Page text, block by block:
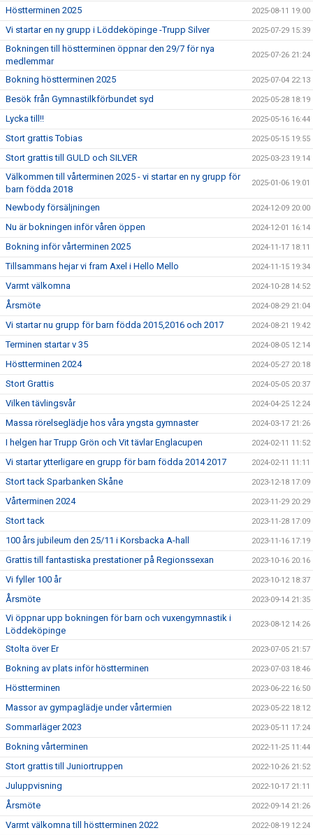
Höstterminen 2025 2025-08-11 19:00
Vi startar en ny grupp i Löddeköpinge -Trupp Silver 2025-07-29 15:39
Bokningen till höstterminen öppnar den 29/7 för nya
medlemmar
2025-07-26 21:24
Bokning höstterminen 2025 2025-07-04 22:13
Besök från Gymnastilkförbundet syd 2025-05-28 18:19
Lycka till!! 2025-05-16 16:44
Stort grattis Tobias 2025-05-15 19:55
Stort grattis till GULD och SILVER 2025-03-23 19:14
Välkommen till vårterminen 2025 - vi startar en ny grupp för
barn födda 2018
2025-01-06 19:01
Newbody försäljningen 2024-12-09 20:00
Nu är bokningen inför våren öppen 2024-12-01 16:14
Bokning inför vårterminen 2025 2024-11-17 18:11
Tillsammans hejar vi fram Axel i Hello Mello 2024-11-15 19:34
Varmt välkomna 2024-10-28 14:52
Årsmöte 2024-08-29 21:04
Vi startar nu grupp för barn födda 2015,2016 och 2017 2024-08-21 19:42
Terminen startar v 35 2024-08-05 12:14
Höstterminen 2024 2024-05-27 20:18
Stort Grattis 2024-05-05 20:37
Vilken tävlingsvår 2024-04-25 12:24
Massa rörelseglädje hos våra yngsta gymnaster 2024-03-17 21:26
I helgen har Trupp Grön och Vit tävlar Englacupen 2024-02-11 11:52
Vi startar ytterligare en grupp för barn födda 2014 2017 2024-02-11 11:11
Stort tack Sparbanken Skåne 2023-12-18 17:09
Vårterminen 2024 2023-11-29 20:29
Stort tack 2023-11-28 17:09
100 års jubileum den 25/11 i Korsbacka A-hall 2023-11-16 17:19
Grattis till fantastiska prestationer på Regionssexan 2023-10-16 20:16
Vi fyller 100 år 2023-10-12 18:37
Årsmöte 2023-09-14 21:35
Vi öppnar upp bokningen för barn och vuxengymnastik i
Löddeköpinge
2023-08-12 14:26
Stolta över Er 2023-07-05 21:57
Bokning av plats inför höstterminen 2023-07-03 18:46
Höstterminen 2023-06-22 16:50
Massor av gympaglädje under vårtermien 2023-05-22 18:12
Sommarläger 2023 2023-05-11 17:24
Bokning vårterminen 2022-11-25 11:44
Stort grattis till Juniortruppen 2022-10-26 21:52
Juluppvisning 2022-10-17 21:11
Årsmöte 2022-09-14 21:26
Varmt välkomna till höstterminen 2022 2022-08-19 12:24